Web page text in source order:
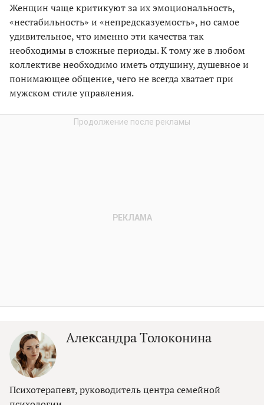
Женщин чаще критикуют за их эмоциональность,
«нестабильность» и «непредсказуемость», но самое
удивительное, что именно эти качества так
необходимы в сложные периоды. К тому же в любом
коллективе необходимо иметь отдушину, душевное и
понимающее общение, чего не всегда хватает при
мужском стиле управления.
Александра Толоконина
Психотерапевт, руководитель центра семейной